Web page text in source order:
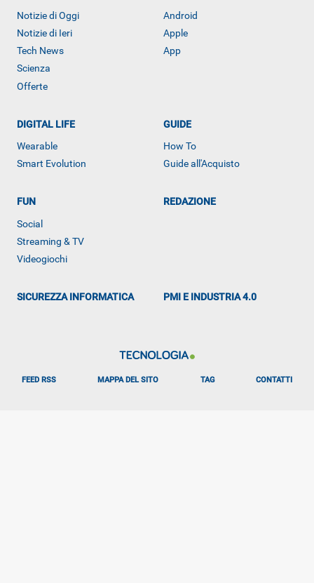
ALTRO
Notizie di Oggi
Notizie di Ieri
Tech News
Scienza
Offerte
Android
Apple
App
DIGITAL LIFE
Wearable
Smart Evolution
GUIDE
How To
Guide all'Acquisto
FUN
Social
Streaming & TV
Videogiochi
REDAZIONE
SICUREZZA INFORMATICA PMI E INDUSTRIA 4.0
FEED RSS MAPPA DEL SITO TAG CONTATTI